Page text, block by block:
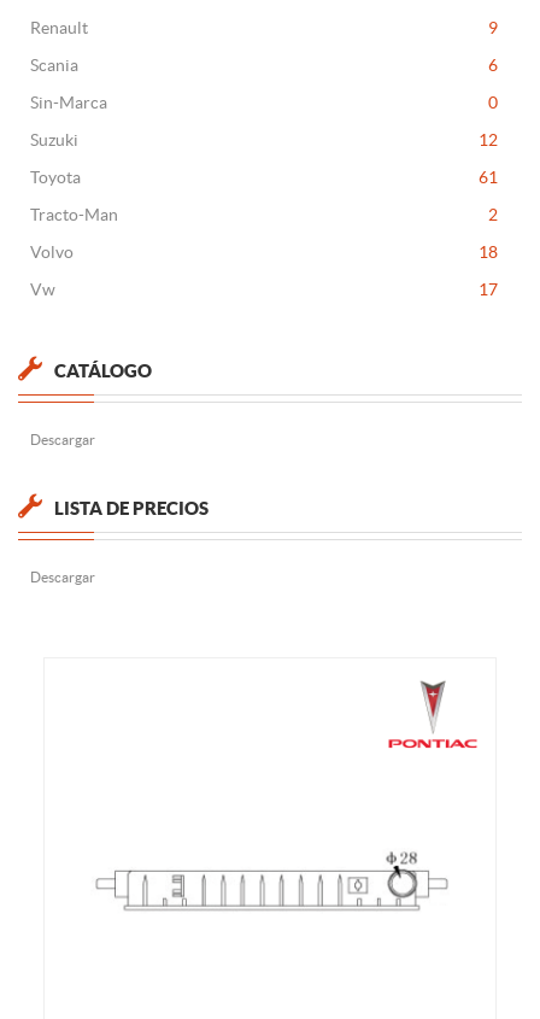
Renault
9
Scania
6
Sin-Marca
0
Suzuki
12
Toyota
61
Tracto-Man
2
Volvo
18
Vw
17
CATÁLOGO
Descargar
LISTA DE PRECIOS
Descargar